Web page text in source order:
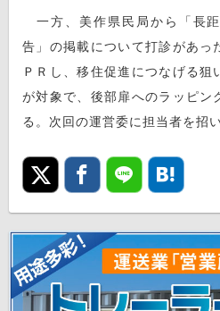
一方、美作県民局から「長
告」の掲載について打診があっ
ＰＲし、移住促進につなげる狙
が対象で、後部扉へのラッピン
る。次回の運営委に担当者を招